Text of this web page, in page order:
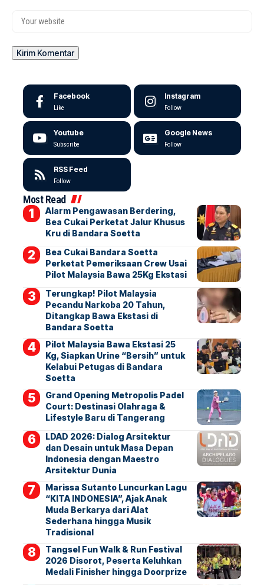
Facebook
Like
Instagram
Follow
Youtube
Subscribe
Google News
Follow
RSS Feed
Follow
Most Read
Alarm Pengawasan Berdering,
Bea Cukai Perketat Jalur Khusus
Kru di Bandara Soetta
Bea Cukai Bandara Soetta
Perketat Pemeriksaan Crew Usai
Pilot Malaysia Bawa 25Kg Ekstasi
Terungkap! Pilot Malaysia
Pecandu Narkoba 20 Tahun,
Ditangkap Bawa Ekstasi di
Bandara Soetta
Pilot Malaysia Bawa Ekstasi 25
Kg, Siapkan Urine “Bersih” untuk
Kelabui Petugas di Bandara
Soetta
Grand Opening Metropolis Padel
Court: Destinasi Olahraga &
Lifestyle Baru di Tangerang
LDAD 2026: Dialog Arsitektur
dan Desain untuk Masa Depan
Indonesia dengan Maestro
Arsitektur Dunia
Marissa Sutanto Luncurkan Lagu
“KITA INDONESIA”, Ajak Anak
Muda Berkarya dari Alat
Sederhana hingga Musik
Tradisional
Tangsel Fun Walk & Run Festival
2026 Disorot, Peserta Keluhkan
Medali Finisher hingga Doorprize